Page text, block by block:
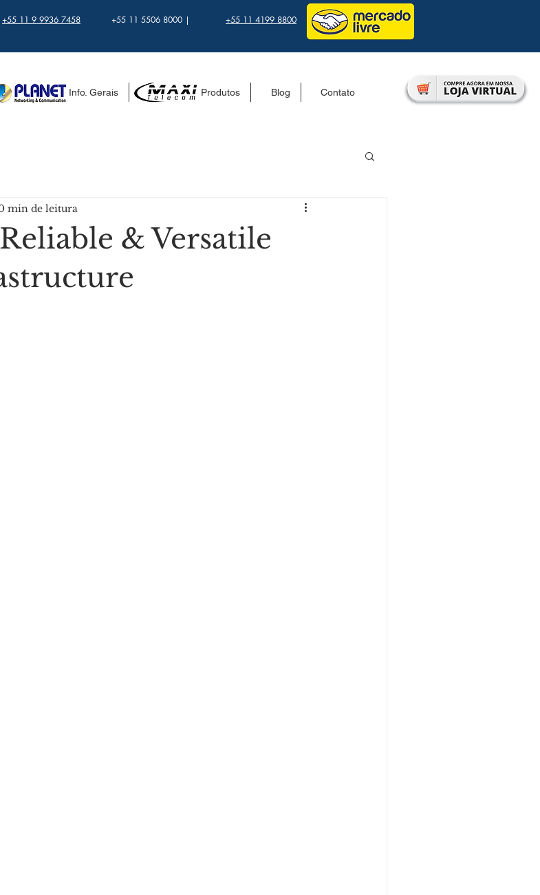
+55 11 5506 8000 | +55 11 4199 8800
+55 11 9 9936 7458
..................... Info. Gerais .................. Produtos Blog Contato
& Versatile
min de leitura